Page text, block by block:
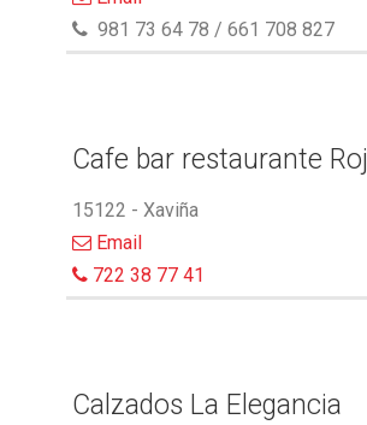
981 73 64 78 / 661 708 827
Cafe bar restaurante
15122 - Xaviña
Email
722 38 77 41
Calzados La Elegancia